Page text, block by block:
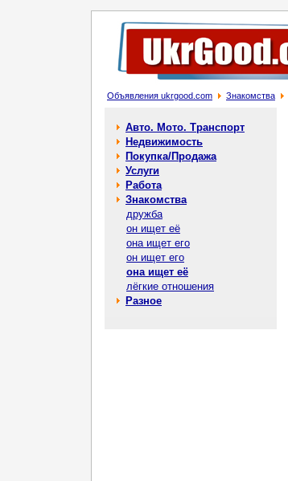
Объявления ukrgood.com Знакомства
Авто. Мото. Транспорт
Недвижимость
Покупка/Продажа
Услуги
Работа
Знакомства
дружба
он ищет её
она ищет его
он ищет его
она ищет её
лёгкие отношения
Разное